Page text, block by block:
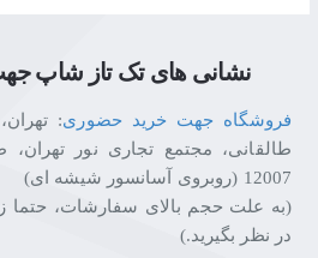
نشانی های تک تاز شاپ
فروشگاه جهت خرید حضوری:
طالقانی، مجتمع تجاری نور تهران،
12007 (روبروی آسانسور شیشه ای)
در نظر بگیرید.)